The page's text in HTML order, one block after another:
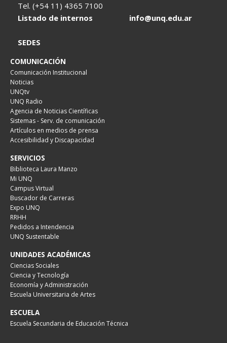
Tel. (+54 11) 4365 7100
Listado de internos
info@unq.edu.ar
SEDES
COMUNICACIÓN
Comunicación Institucional
Noticias
UNQtv
UNQ Radio
Agencia de Noticias Científicas
Sistemas - Serv. de comunicación
Artículos en medios de prensa
Accesibilidad y Discapacidad
SERVICIOS
Biblioteca Laura Manzo
Mi UNQ
Campus Virtual
Buscador de Carreras
Expo UNQ
RRHH
Pedidos a Intendencia
UNQ Sustentable
UNIDADES ACADÉMICAS
Ciencias Sociales
Ciencia y Tecnología
Economía y Administración
Escuela Universitaria de Artes
ESCUELA
Escuela Secundaria de Educación Técnica